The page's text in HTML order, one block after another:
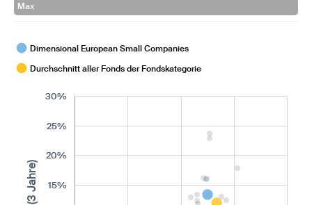
Max
Dimensional European Small Companies
Durchschnitt aller Fonds der Fondskategorie
15%
20%
25%
30%